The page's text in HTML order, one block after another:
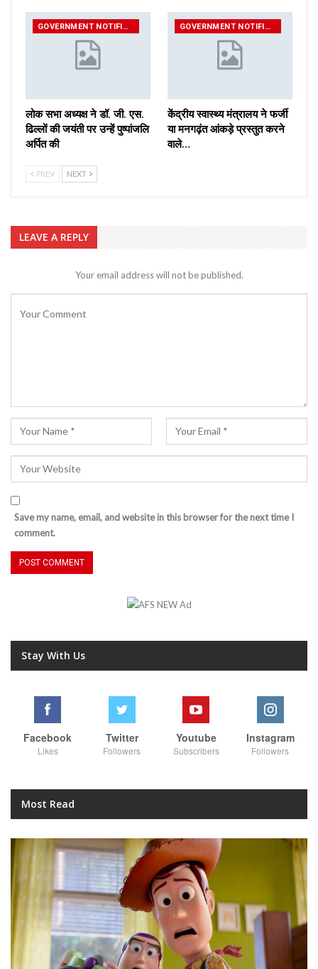
GOVERNMENT NOTIFICATIONS
लोक सभा अध्यक्ष ने डॉ. जी. एस.
ढिल्लों की जयंती पर उन्हें पुष्पांजलि
अर्पित की
GOVERNMENT NOTIFICATIONS
केंद्रीय स्वास्थ्य मंत्रालय ने फर्जी
या मनगढ़ंत आंकड़े प्रस्‍तुत करने
वाले…
PREV NEXT
LEAVE A REPLY
Your email address will not be published.
Save my name, email, and website in this browser for the next time I
comment.
Stay With Us
Facebook
Likes
Twitter
Followers
Youtube
Subscribers
Instagram
Followers
Most Read